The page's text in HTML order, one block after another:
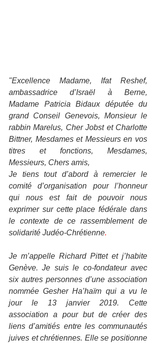
"Excellence Madame, Ifat Reshef,
ambassadrice d’Israël à Berne,
Madame Patricia Bidaux députée du
grand Conseil Genevois, Monsieur le
rabbin Marelus, Cher Jobst et Charlotte
Bittner, Mesdames et Messieurs en vos
titres et fonctions, Mesdames,
Messieurs, Chers amis,
Je tiens tout d’abord à remercier le
comité d’organisation pour l’honneur
qui nous est fait de pouvoir nous
exprimer sur cette place fédérale dans
le contexte de ce rassemblement de
solidarité Judéo-Chrétienne.
Je m’appelle Richard Pittet et j’habite
Genève. Je suis le co-fondateur avec
six autres personnes d’une association
nommée Gesher Ha’haïm qui a vu le
jour le 13 janvier 2019. Cette
association a pour but de créer des
liens d’amitiés entre les communautés
juives et chrétiennes. Elle se positionne